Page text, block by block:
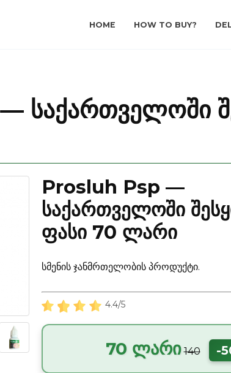
HOME HOW TO BUY?
საქართველოში
Prosluh Psp —
საქართველოში
ფასი 70 ლარი
სმენის ჯანმრთელობის პროდუქტი.
4.4/5
70 ლარი 140 -